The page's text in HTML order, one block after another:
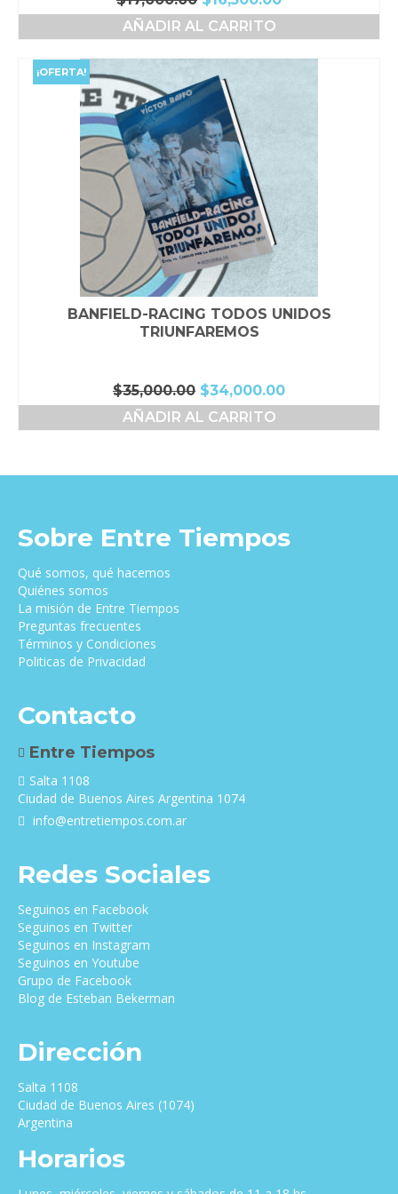
precio
original
precio
AÑADIR AL CARRITO
¡OFERTA!
BANFIELD-RACING TODOS UNIDOS
TRIUNFAREMOS
$35,000.00 El
precio
original
$34,000.00El
precio
AÑADIR AL CARRITO
Sobre Entre Tiempos
Qué somos, qué hacemos
Quiénes somos
La misión de Entre Tiempos
Preguntas frecuentes
Términos y Condiciones
Politicas de Privacidad
Contacto
Entre Tiempos
Salta 1108
Ciudad de Buenos Aires Argentina 1074
info@entretiempos.com.ar
Redes Sociales
Seguinos en Facebook
Seguinos en Twitter
Seguinos en Instagram
Seguinos en Youtube
Grupo de Facebook
Blog de Esteban Bekerman
Dirección
Salta 1108
Ciudad de Buenos Aires (1074)
Argentina
Horarios